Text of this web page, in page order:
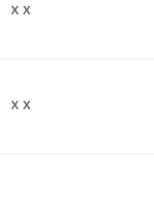
x x
x x